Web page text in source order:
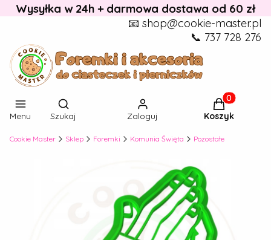
Wysyłka w 24h + darmowa dostawa od 60 zł
📧 shop@cookie-master.pl
📞 737 728 276
Menu
Otwórz wyszukiwarkę
Szukaj Zaloguj
Produkty w
Koszyk
Cookie Master Sklep Foremki Komunia Święta Pozostałe